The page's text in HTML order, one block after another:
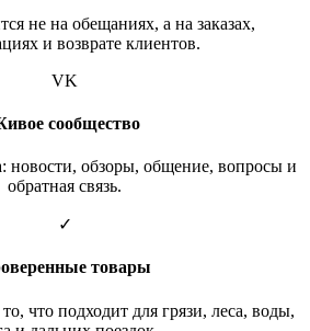
не на обещаниях, а на заказах,
и возврате клиентов.
VK
сообщество
новости, обзоры, общение, вопросы и
обратная связь.
✓
товары
что подходит для грязи, леса, воды,